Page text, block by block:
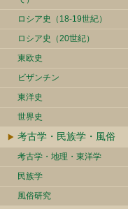
ロシア史（18-19世紀）
ロシア史（20世紀）
東欧史
ビザンチン
東洋史
世界史
考古学・民族学・風俗
考古学・地理・東洋学
民族学
風俗研究